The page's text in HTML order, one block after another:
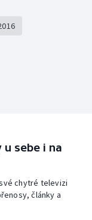
sebe i na
chytré televizi
články a